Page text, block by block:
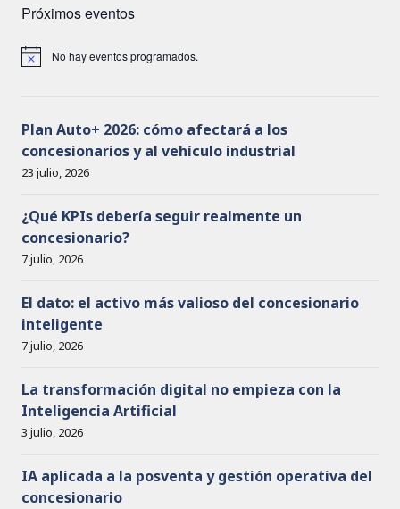
Próximos eventos
No hay eventos programados.
Plan Auto+ 2026: cómo afectará a los
concesionarios y al vehículo industrial
23 julio, 2026
¿Qué KPIs debería seguir realmente un
concesionario?
7 julio, 2026
El dato: el activo más valioso del concesionario
inteligente
7 julio, 2026
La transformación digital no empieza con la
Inteligencia Artificial
3 julio, 2026
IA aplicada a la posventa y gestión operativa del
concesionario